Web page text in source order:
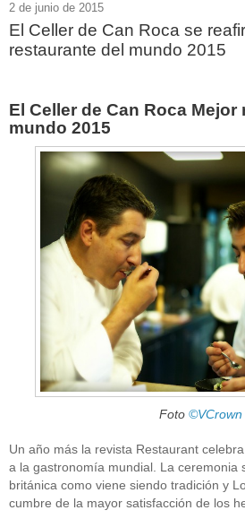
2 de junio de 2015
El Celler de Can Roca se
restaurante del mundo 2015
El Celler de Can Roca Mejor
mundo 2015
Foto ©VCrown
Un año más la revista Restaurant
a la gastronomía mundial. La ceremonia
británica como viene siendo tradición y
cumbre de la mayor satisfacción de los